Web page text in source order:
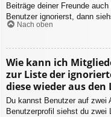
Beiträge deiner Freunde
Benutzer ignorierst, dann
Nach oben
Wie kann ich
zur Liste der
diese wieder aus
Du kannst Benutzer auf
Benutzerprofil siehst du